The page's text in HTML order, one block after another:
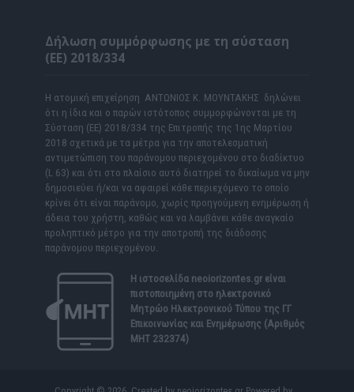
Δήλωση συμμόρφωσης με τη σύσταση
(ΕΕ) 2018/334
Η ατομική επιχείρηση ΑΝΤΩΝΙΟΣ Κ. ΜΟΥΝΤΑΚΗΣ δηλώνει
ότι η ίδια και ο παρών ιστότοπος συμμορφώνονται με τη
Σύσταση (ΕΕ) 2018/334 της Επιτροπής της 1ης Μαρτίου
2018 σχετικά με τα μέτρα για την αποτελεσματική
αντιμετώπιση του παράνομου περιεχομένου στο διαδίκτυο
(L 63) και ότι στο πλαίσιο αυτό διατηρεί το δικαίωμα να μην
δημοσιεύει ή/και να αφαιρεί κάθε περιεχόμενο το οποίο
κρίνει ότι είναι παράνομο, χωρίς προηγούμενη ενημέρωση ή
άδεια του χρήστη, καθώς και να λαμβάνει κάθε αναγκαίο
προληπτικό μέτρο για την αποτροπή της διάδοσης
παράνομου περιεχομένου.
Η ιστοσελίδα neoiorizontes.grείναι
πιστοποιημένη στο ηλεκτρονικό
Μητρώο Ηλεκτρονικού Τύπου της ΓΓ
Επικοινωνίας και Ενημέρωσης (Αριθμός
ΜΗΤ 232374)